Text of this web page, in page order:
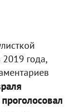
года,